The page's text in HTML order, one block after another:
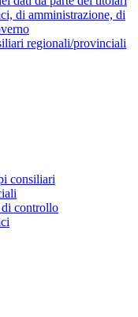
di amministrazione, di
regionali/provinciali
consiliari
controllo